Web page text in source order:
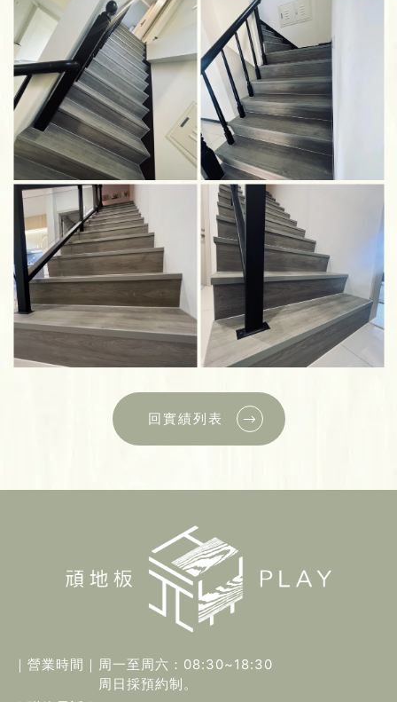
回實績列表
｜營業時間｜ 周一至周六：08:30~18:30
周日採預約制。